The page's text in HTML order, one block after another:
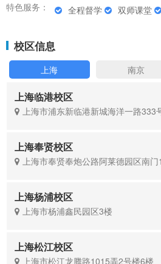
特色服务：
全程督学 双师课堂
校区信息
上海 南京
上海临港校区
上海市浦东新临港新城海洋一路333
上海奉贤校区
上海市奉贤奉炮公路阿莱德园区南门
上海杨浦校区
上海市杨浦鑫民园区3楼
上海松江校区
上海市松江龙腾路1015弄2号楼6楼